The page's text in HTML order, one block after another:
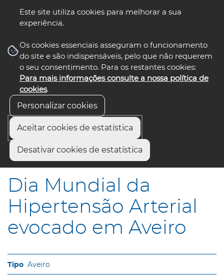
Este site utiliza cookies para melhorar a sua
experiência.
Os cookies essenciais asseguram o funcionamento
do site e são indispensáveis, pelo que não requerem
o seu consentimento. Para os restantes cookies:
Para mais informações consulte a nossa política de
cookies.
Personalizar cookies
Aceitar cookies de estatística
Desativar cookies de estatística
nos select language
Início
Dia Mundial da Hipertensão Arterial evocado em Aveiro
Dia Mundial da
Hipertensão Arterial
evocado em Aveiro
Aveiro